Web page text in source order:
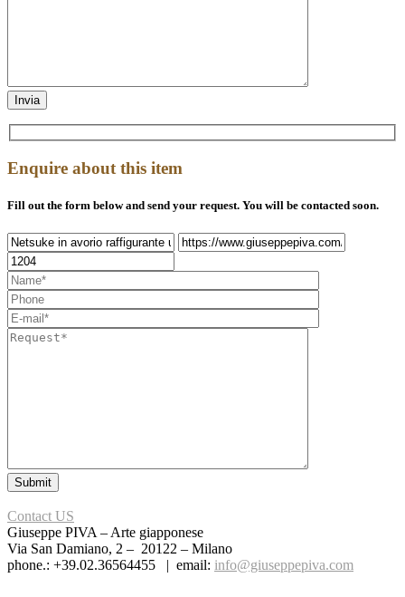
Enquire about this item
Fill out the form below and send your request. You will be contacted soon.
Contact US
Giuseppe PIVA – Arte giapponese
Via San Damiano, 2 – 20122 – Milano
phone.: +39.02.36564455 | email: info@giuseppepiva.com